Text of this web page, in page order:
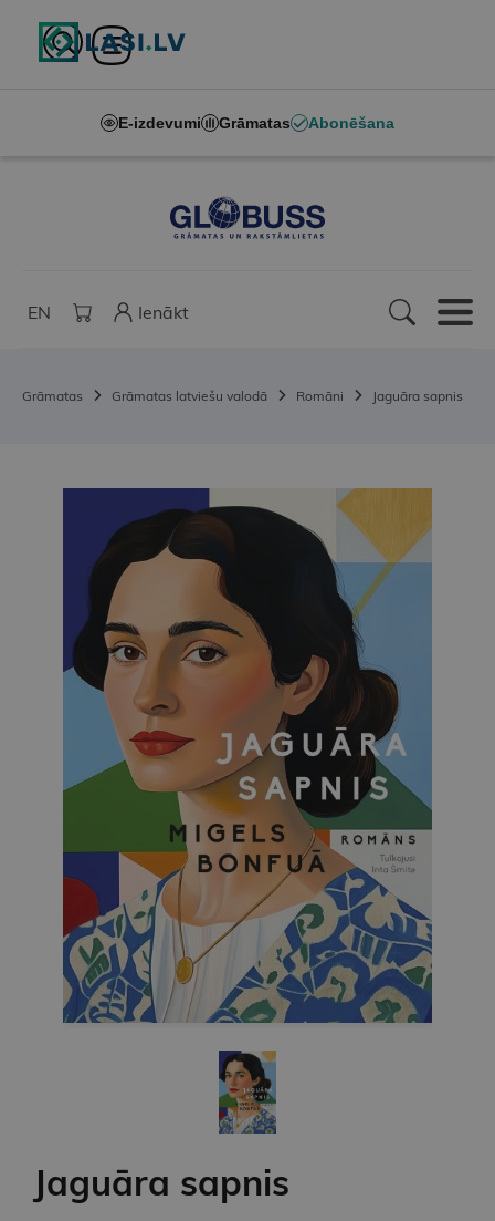
E-izdevumi Grāmatas Abonēšana
EN Ienākt
Grāmatas Grāmatas latviešu valodā Romāni Jaguāra sapnis
Jaguāra sapnis